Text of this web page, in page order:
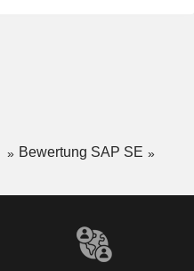
Bewertung SAP SE